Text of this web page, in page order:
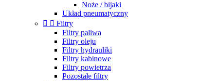
Noże / bijaki
Układ pneumatyczny
  Filtry
Filtry paliwa
Filtry oleju
Filtry hydrauliki
Filtry kabinowe
Filtry powietrza
Pozostałe filtry